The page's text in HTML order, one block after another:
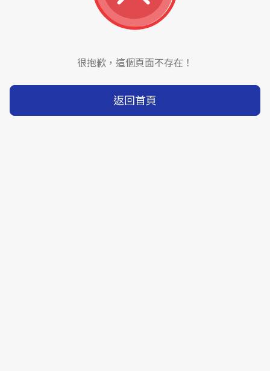
很抱歉，這個頁面不存在！
返回首頁